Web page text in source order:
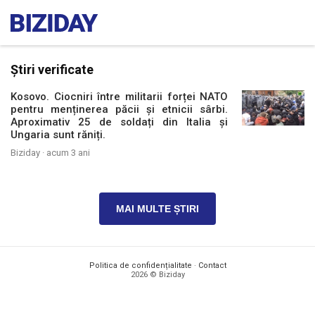
Știri verificate
Kosovo. Ciocniri între militarii forței NATO
pentru menținerea păcii și etnicii sârbi.
Aproximativ 25 de soldați din Italia și
Ungaria sunt răniți.
Biziday · acum 3 ani
MAI MULTE ȘTIRI
Politica de confidențialitate · Contact
2026 © Biziday